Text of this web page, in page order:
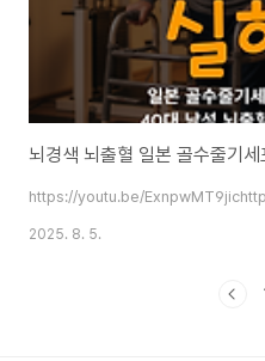
뇌경색 뇌출혈 일본 골수줄기세
https://youtu.be/
2025. 8. 5.